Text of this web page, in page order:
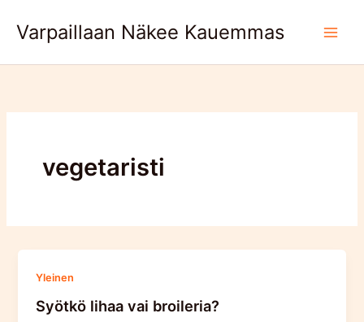
Varpaillaan Näkee Kauemmas
vegetaristi
Yleinen
Syötkö lihaa vai broileria?